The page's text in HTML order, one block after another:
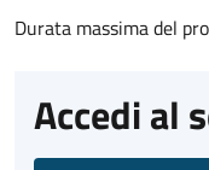
Durata massima del
Accedi al